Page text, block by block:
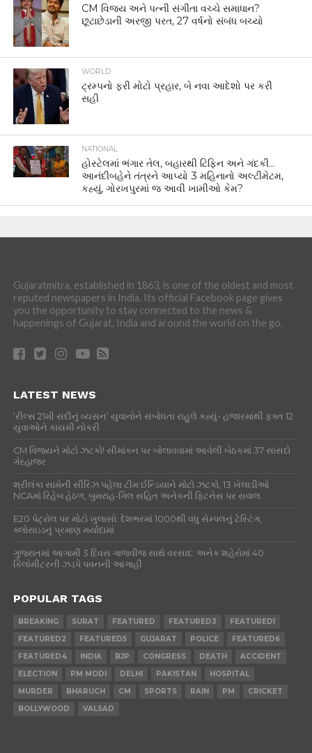
CM વિજય અને પત્ની સંગીતા વચ્ચે સમાધાન?
છૂટાછેડાની અરજી પરત, 27 વર્ષનો સંબંધ બચ્યો
WORLD
ટ્રમ્પનો ફરી મોટો પ્રહાર, બે નવા આદેશો પર કરી
સહી
NATIONAL
હોસ્ટેલમાં ભંગાર તેલ, બહારથી ટિફિન અને ગંદકી…
આનંદીબહેને તંત્રને આપ્યો 3 મહિનાનો અલ્ટીમેટમ,
કહ્યું, ગોરખપુરમાં જ આવી ખામીઓ કેમ?
Gujaratmitra, established in 1863, is one of the oldest and most
reputed newspapers in India. Its official Facebook page gives
you the opportunity to stay connected to the news &
happenings of Gujarat, India and around the world on the go.
LATEST NEWS
‘રીલ્સ 21મી સદીનું વ્યસન’ યુવાનોને સંબોધતા રાહુલે કહ્યું- હજારમાંથી ફક્ત 12
યુવાઓને કાયમી નોકરી
CM વિજયને મોટો ઝટકો! સીમાંકન પર બોલાવવામાં આવેલી બેઠકમાં 37 સાંસદો
ગેરહાજર
શ્રીલંકા સામેની સીરિઝ પહેલા ટીમ ઈન્ડિયાને મોટો ઝટકો, 13 ખેલાડીઓ
NCAમાં રિહેબ હેઠળ, બુમરાહ-ગિલ સહિત અનેકની ફિટનેસ પર સવાલ
E20 પેટ્રોલ પર મોટો ખુલાસો: દેશભરમાં 1000થી વધુ સેમ્પલનું ટેસ્ટિંગ,
ક્લોરાઇડનું પ્રમાણ મર્યાદામાં
ગુજરાતમાં આગામી 3 દિવસ ગાજવીજ સાથે વરસાદ: અનેક શહેરોમાં 40
કિલોમીટરની ઝડપે પવનની આગાહી
POPULAR TAGS
BREAKING SURAT FEATURED FEATURED3
FEATURED1
FEATURED2
FEATURED5 GUJARAT POLICE
FEATURED6
FEATURED4
INDIA BJP CONGRESS DEATH
ACCIDENT
ELECTION
PM MODI DELHI PAKISTAN
HOSPITAL
MURDER
BHARUCH CM SPORTS RAIN PM
CRICKET
BOLLYWOOD
VALSAD